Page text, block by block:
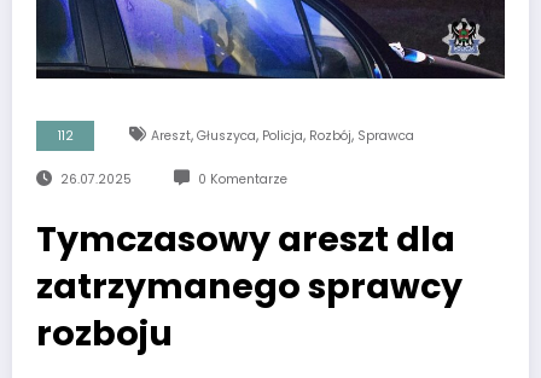
112 Areszt, Głuszyca, Policja, Rozbój, Sprawca
26.07.2025 0 Komentarze
Tymczasowy areszt dla
zatrzymanego sprawcy
rozboju